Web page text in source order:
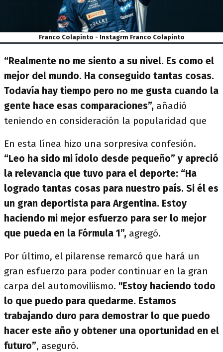
Franco Colapinto - Instagrm Franco Colapinto
“Realmente no me siento a su nivel. Es como el
mejor del mundo. Ha conseguido tantas cosas.
Todavía hay tiempo pero no me gusta cuando la
gente hace esas comparaciones”, añadió
teniendo en consideración la popularidad que
En esta línea hizo una sorpresiva confesión.
“Leo ha sido mi ídolo desde pequeño” y apreció
la relevancia que tuvo para el deporte: “Ha
logrado tantas cosas para nuestro país. Si él es
un gran deportista para Argentina. Estoy
haciendo mi mejor esfuerzo para ser lo mejor
que pueda en la Fórmula 1”, agregó.
Por último, el pilarense remarcó que hará un
gran esfuerzo para poder continuar en la gran
carpa del automoviliismo. "Estoy haciendo todo
lo que puedo para quedarme. Estamos
trabajando duro para demostrar lo que puedo
hacer este año y obtener una oportunidad en el
futuro”, aseguró.